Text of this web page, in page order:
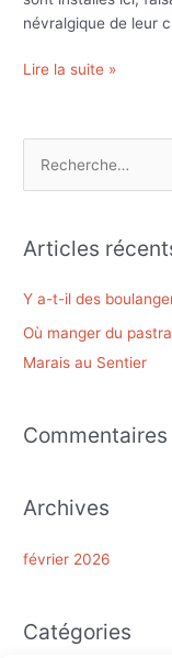
névralgique de leur
Lire la suite »
h
r
Articles
Y a-t-il des
Où manger du
Marais au Sentier
Archives
février 2026
Catégories